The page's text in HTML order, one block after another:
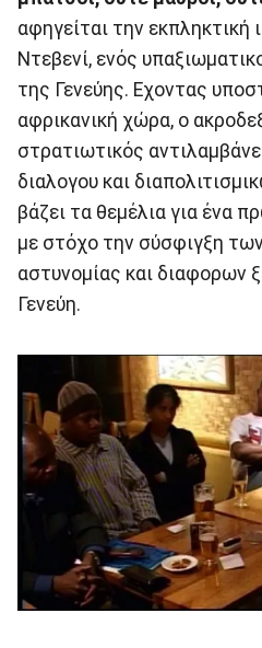
αφηγείται την εκπληκτική
Ντεβενί, ενός
της Γενεύης. Εχοντας
αφρικανική χώρα, ο
στρατιωτικός
διαλογου και
βάζει τα θεμέλια για ένα
με στόχο την σύσφιγξη
αστυνομίας και διαφορων
Γενεύη.